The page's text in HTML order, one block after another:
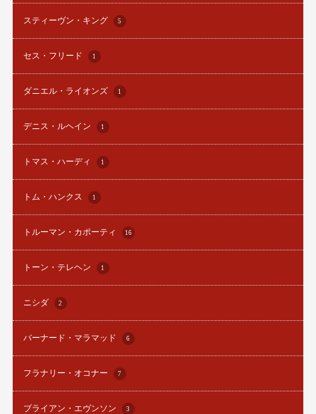
スティーヴン・キング 5
セス・フリード 1
ダニエル・ライオンズ 1
デニス・ルヘイン 1
トマス・ハーディ 1
トム・ハンクス 1
トルーマン・カポーティ 16
トーン・テレヘン 1
ニシダ 2
バーナード・マラマッド 6
フラナリー・オコナー 7
ブライアン・エヴンソン 3